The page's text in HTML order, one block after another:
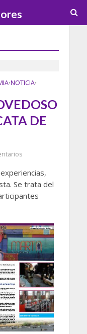
•NOTICIA•
DE
Se trata del